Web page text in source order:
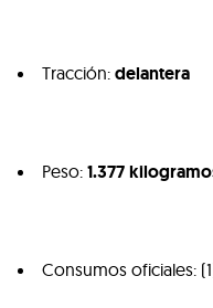
Tracción: delantera
Peso: 1.377
Consumos oficiales: